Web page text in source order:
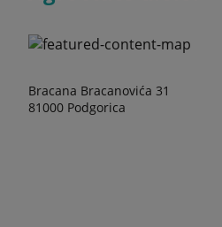
Bracana Bracanovića 31
81000 Podgorica